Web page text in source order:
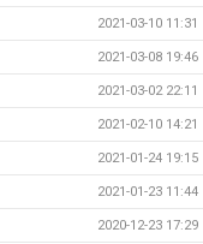
2021-03-10 11:31
2021-03-08 19:46
2021-03-02 22:11
2021-02-10 14:21
2021-01-24 19:15
2021-01-23 11:44
2020-12-23 17:29